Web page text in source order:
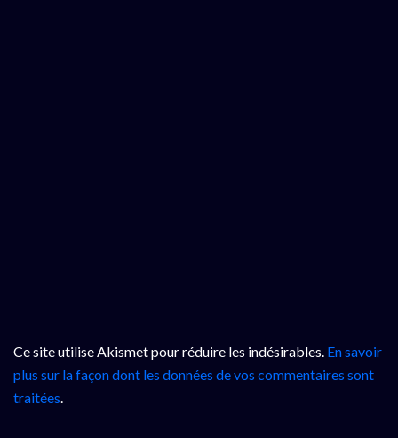
Ce site utilise Akismet pour réduire les indésirables. En savoir
plus sur la façon dont les données de vos commentaires sont
traitées.